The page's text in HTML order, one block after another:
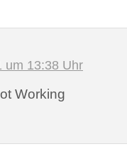
um 13:38 Uhr
Working